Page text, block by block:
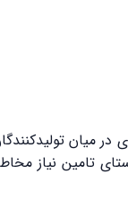
میان
مهمی در راستای تامین